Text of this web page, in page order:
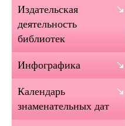
Издательская
деятельность
библиотек
Инфографика
Календарь
знаменательных дат